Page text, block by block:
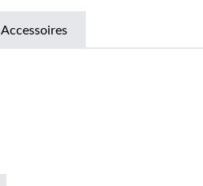
Accessoires